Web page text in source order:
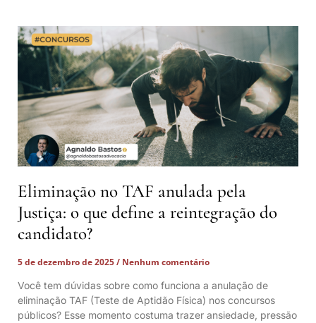
Eliminação no TAF anulada pela
Justiça: o que define a reintegração do
candidato?
5 de dezembro de 2025
Nenhum comentário
Você tem dúvidas sobre como funciona a anulação de
eliminação TAF (Teste de Aptidão Física) nos concursos
públicos? Esse momento costuma trazer ansiedade, pressão